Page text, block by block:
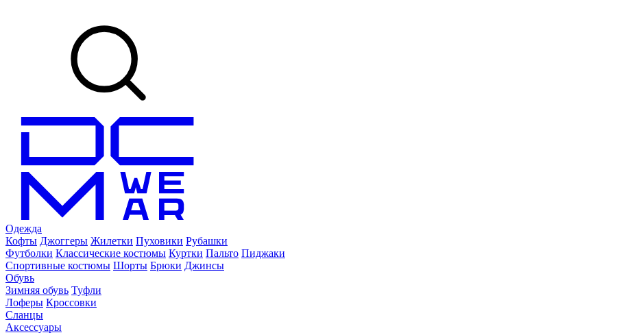
Одежда
Кофты Джоггеры Жилетки Пуховики Рубашки
Футболки Классические костюмы Куртки Пальто Пиджаки
Спортивные костюмы Шорты Брюки Джинсы
Обувь
Зимняя обувь Туфли
Лоферы Кроссовки
Сланцы
Аксессуары